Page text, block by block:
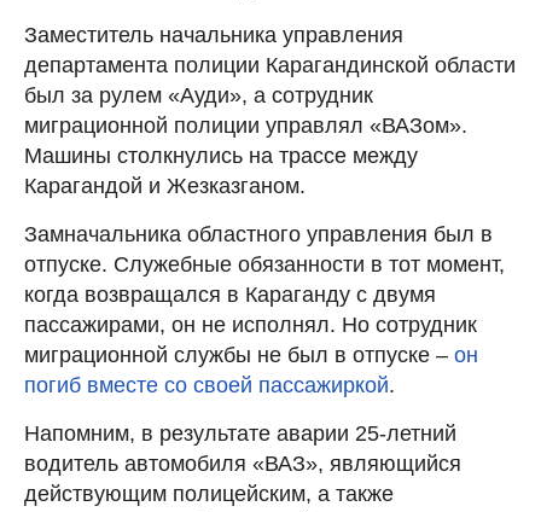
Заместитель начальника управления
департамента полиции Карагандинской области
был за рулем «Ауди», а сотрудник
миграционной полиции управлял «ВАЗом».
Машины столкнулись на трассе между
Карагандой и Жезказганом.
Замначальника областного управления был в
отпуске. Служебные обязанности в тот момент,
когда возвращался в Караганду с двумя
пассажирами, он не исполнял. Но сотрудник
миграционной службы не был в отпуске – он
погиб вместе со своей пассажиркой.
Напомним, в результате аварии 25-летний
водитель автомобиля «ВАЗ», являющийся
действующим полицейским, а также